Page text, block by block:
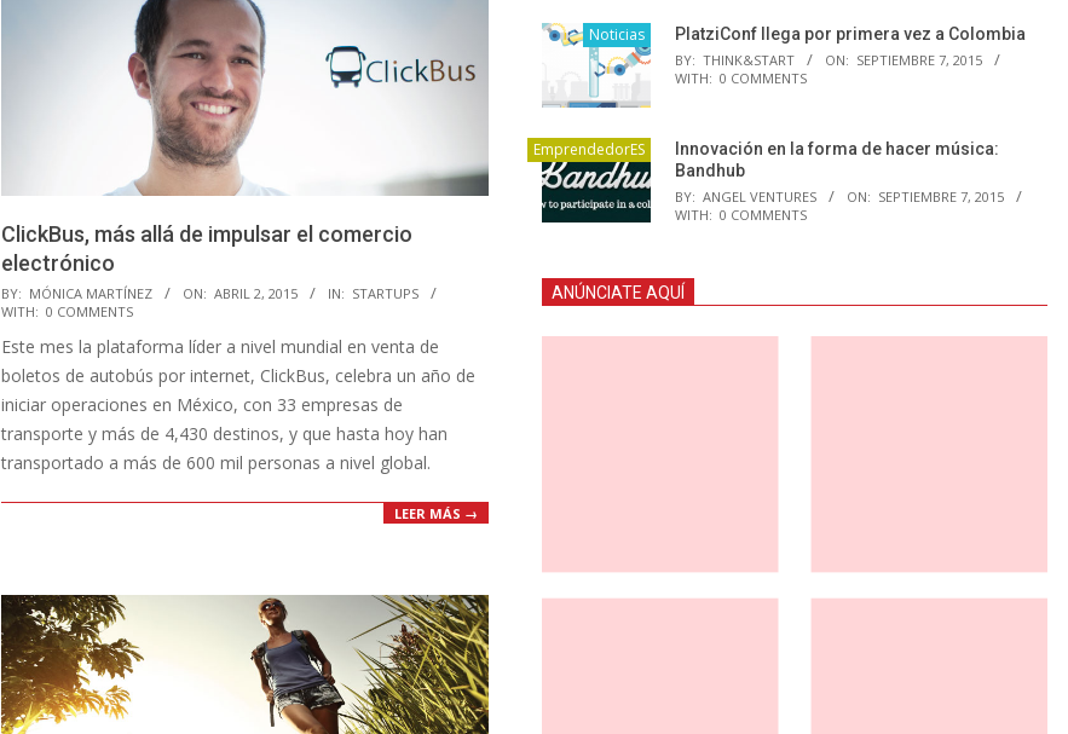
ClickBus, más allá de impulsar el comercio
electrónico
2015-
04-
02
BY: MÓNICA MARTÍNEZ ON: ABRIL 2, 2015 IN: STARTUPS
WITH: 0 COMMENTS
Este mes la plataforma líder a nivel mundial en venta de
boletos de autobús por internet, ClickBus, celebra un año de
iniciar operaciones en México, con 33 empresas de
transporte y más de 4,430 destinos, y que hasta hoy han
transportado a más de 600 mil personas a nivel global.
LEER MÁS →
Noticias PlatziConf llega por primera vez a Colombia
BY: THINK&START ON: SEPTIEMBRE 7, 2015
WITH: 0 COMMENTS
EmprendedorES
Innovación en la forma de hacer música:
Bandhub
BY: ANGEL VENTURES ON: SEPTIEMBRE 7, 2015
WITH: 0 COMMENTS
ANÚNCIATE AQUÍ